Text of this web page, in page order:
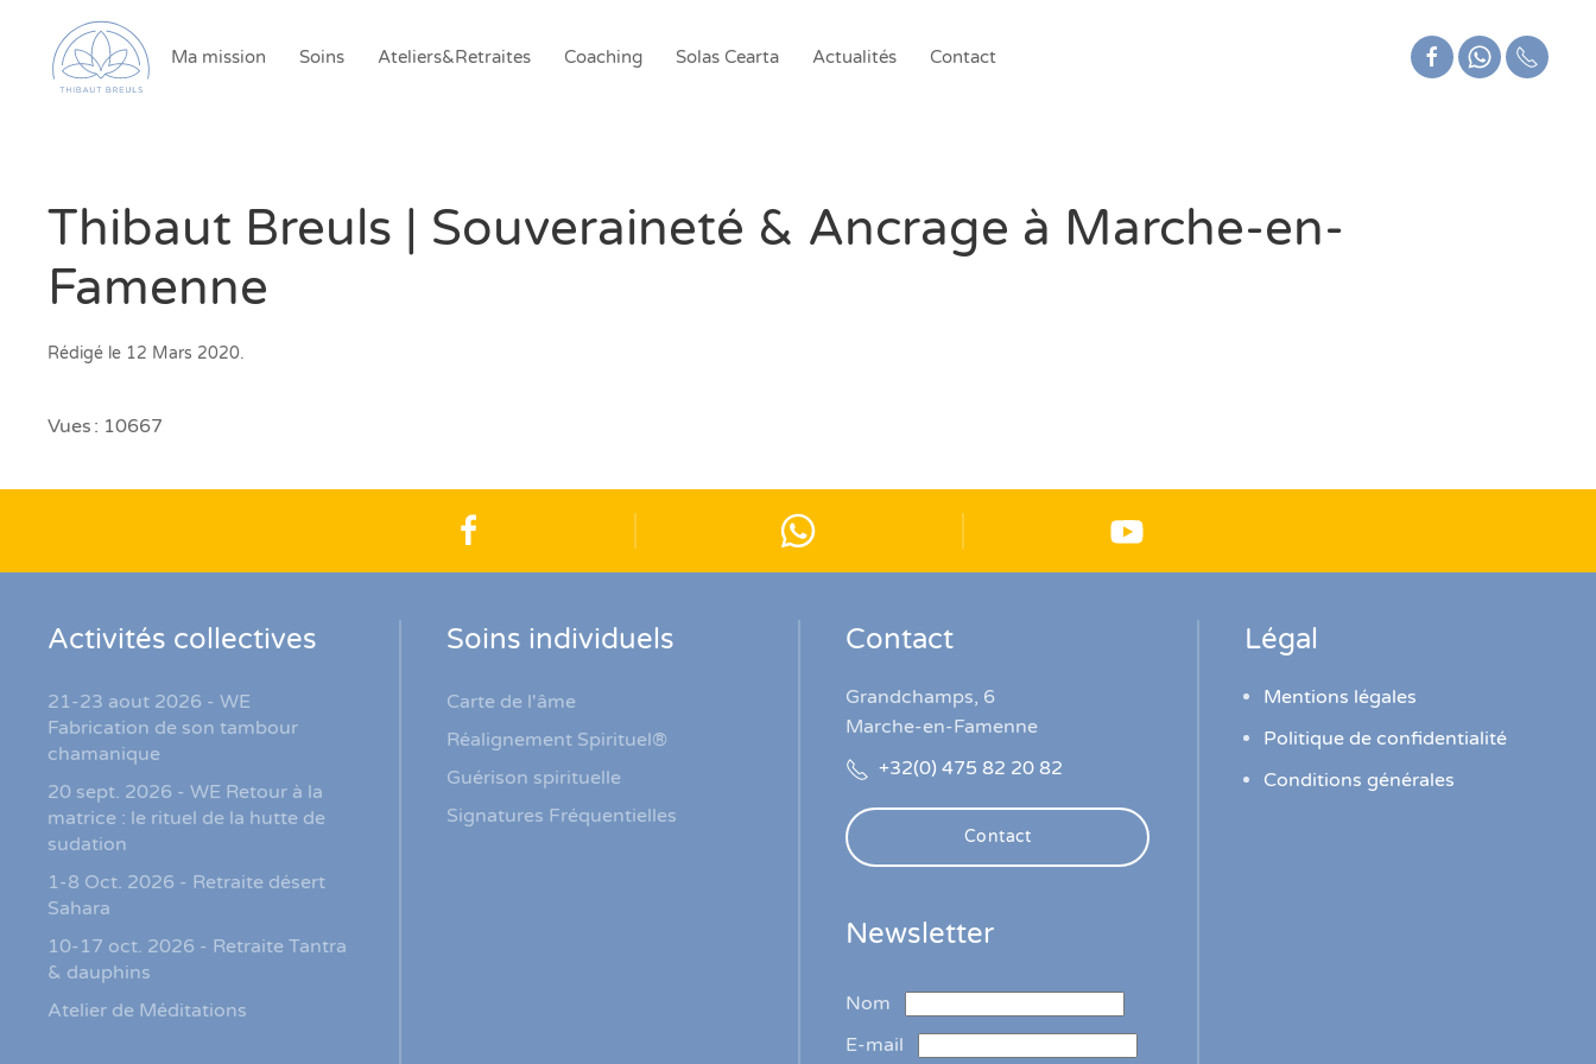
Ma mission Soins Ateliers&Retraites Coaching Solas Cearta Actualités Contact
Thibaut Breuls | Souveraineté & Ancrage à Marche-en-
Famenne
Rédigé le 12 Mars 2020.
Vues : 10667
Activités collectives
21-23 aout 2026 - WE
Fabrication de son tambour
chamanique
20 sept. 2026 - WE Retour à la
matrice : le rituel de la hutte de
sudation
1-8 Oct. 2026 - Retraite désert
Sahara
10-17 oct. 2026 - Retraite Tantra
& dauphins
Atelier de Méditations
Soins individuels
Carte de l'âme
Réalignement Spirituel®
Guérison spirituelle
Signatures Fréquentielles
Contact
Grandchamps, 6
Marche-en-Famenne
+32(0) 475 82 20 82
Contact
Newsletter
Nom
E-mail
Légal
Mentions légales
Politique de confidentialité
Conditions générales